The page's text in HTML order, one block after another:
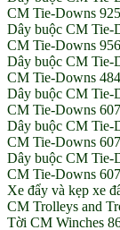
CM Tie-Downs
Dây buộc CM Tie-
CM Tie-Downs
Dây buộc CM Tie-
CM Tie-Downs
Dây buộc CM Tie-
CM Tie-Downs
Dây buộc CM Tie-
CM Tie-Downs
Dây buộc CM Tie-
CM Tie-Downs
Xe đẩy và kẹp xe
CM Trolleys and
Tời CM Winches